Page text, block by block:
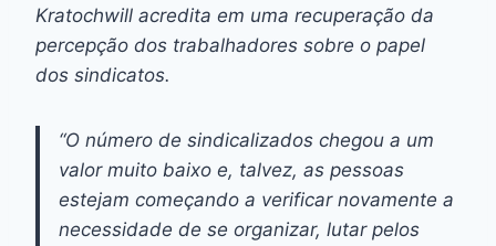
Kratochwill acredita em uma recuperação da
percepção dos trabalhadores sobre o papel
dos sindicatos.
“O número de sindicalizados chegou a um
valor muito baixo e, talvez, as pessoas
estejam começando a verificar novamente a
necessidade de se organizar, lutar pelos